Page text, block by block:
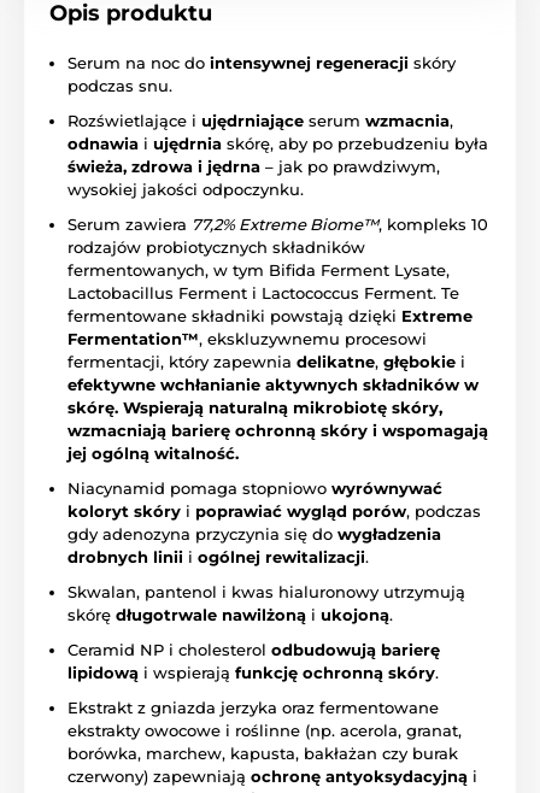
Opis produktu
Serum na noc do intensywnej regeneracji skóry
podczas snu.
Rozświetlające i ujędrniające serum wzmacnia,
odnawia i ujędrnia skórę, aby po przebudzeniu była
świeża, zdrowa i jędrna – jak po prawdziwym,
wysokiej jakości odpoczynku.
Serum zawiera 77,2% Extreme Biome™, kompleks 10
rodzajów probiotycznych składników
fermentowanych, w tym Bifida Ferment Lysate,
Lactobacillus Ferment i Lactococcus Ferment. Te
fermentowane składniki powstają dzięki Extreme
Fermentation™, ekskluzywnemu procesowi
fermentacji, który zapewnia delikatne, głębokie i
efektywne wchłanianie aktywnych składników w
skórę. Wspierają naturalną mikrobiotę skóry,
wzmacniają barierę ochronną skóry i wspomagają
jej ogólną witalność.
Niacynamid pomaga stopniowo wyrównywać
koloryt skóry i poprawiać wygląd porów, podczas
gdy adenozyna przyczynia się do wygładzenia
drobnych linii i ogólnej rewitalizacji.
Skwalan, pantenol i kwas hialuronowy utrzymują
skórę długotrwale nawilżoną i ukojoną.
Ceramid NP i cholesterol odbudowują barierę
lipidową i wspierają funkcję ochronną skóry.
Ekstrakt z gniazda jerzyka oraz fermentowane
ekstrakty owocowe i roślinne (np. acerola, granat,
borówka, marchew, kapusta, bakłażan czy burak
czerwony) zapewniają ochronę antyoksydacyjną i